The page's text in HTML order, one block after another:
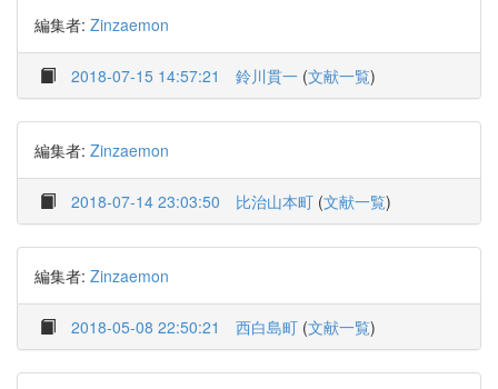
編集者: Zinzaemon
2018-07-15 14:57:21 鈴川貫一 (文献一覧)
編集者: Zinzaemon
2018-07-14 23:03:50 比治山本町 (文献一覧)
編集者: Zinzaemon
2018-05-08 22:50:21 西白島町 (文献一覧)